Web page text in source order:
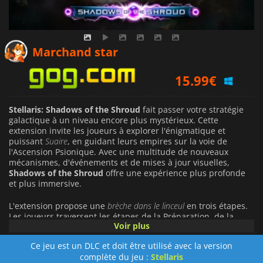
Marchand star
15.99€
16.46€
Stellaris: Shadows of the Shroud fait passer votre stratégie
galactique à un niveau encore plus mystérieux. Cette
extension invite les joueurs à explorer l'énigmatique et
puissant Suaire, en guidant leurs empires sur la voie de
l'Ascension Psionique. Avec une multitude de nouveaux
mécanismes, d'événements et de mises à jour visuelles,
Shadows of the Shroud offre une expérience plus profonde
et plus immersive.
L'extension propose une brèche dans le linceulen trois étapes.
Les joueurs traversent les étapes de la Préparation, de la
Communion et de l'Alliance, et font des choix cruciaux qui
influencent l'alignement de leur empire avec les puissants
mécènes du Suaire. Chaque décision a son importance,
débloquant des avantages uniques ou imposant des risques,
Voir plus
Ce jeu est un DLC et doit être utilisé avec la version
complète du jeu : Stellaris